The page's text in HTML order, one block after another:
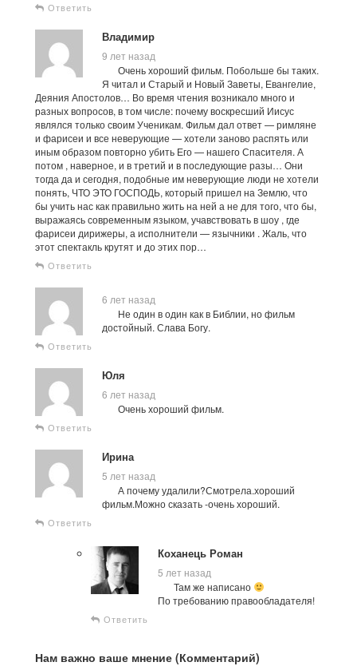
Ответить
Владимир
9 лет назад
Очень хороший фильм. Побольше бы таких.
Я читал и Старый и Новый Заветы, Евангелие,
Деяния Апостолов… Во время чтения возникало много и
разных вопросов, в том числе: почему воскресший Иисус
являлся только своим Ученикам. Фильм дал ответ — римляне
и фарисеи и все неверующие — хотели заново распять или
иным образом повторно убить Его — нашего Спасителя. А
потом , наверное, и в третий и в последующие разы… Они
тогда да и сегодня, подобные им неверующие люди не хотели
понять, ЧТО ЭТО ГОСПОДЬ, который пришел на Землю, что
бы учить нас как правильно жить на ней а не для того, что бы,
выражаясь современным языком, учавствовать в шоу , где
фарисеи дирижеры, а исполнители — язычники . Жаль, что
этот спектакль крутят и до этих пор…
Ответить
6 лет назад
Не один в один как в Библии, но фильм
достойный. Слава Богу.
Ответить
Юля
6 лет назад
Очень хороший фильм.
Ответить
Ирина
5 лет назад
А почему удалили?Смотрела.хороший
фильм.Можно сказать -очень хороший.
Ответить
Коханець Роман
5 лет назад
Там же написано
По требованию правообладателя!
Ответить
Нам важно ваше мнение (Комментарий)